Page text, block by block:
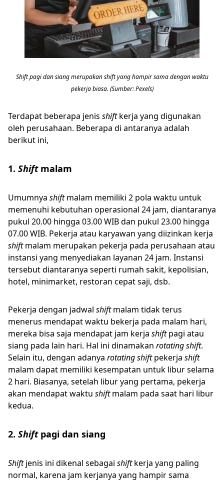
Shift pagi dan siang merupakan shift yang hampir sama dengan waktu
pekerja biasa. (Sumber: Pexels)
Terdapat beberapa jenis shiftkerja yang digunakan
oleh perusahaan. Beberapa di antaranya adalah
berikut ini,
1. Shift malam
Umumnya shiftmalam memiliki 2 pola waktu untuk
memenuhi kebutuhan operasional 24 jam, diantaranya
pukul 20.00 hingga 03.00 WIB dan pukul 23.00 hingga
07.00 WIB. Pekerja atau karyawan yang diizinkan kerja
shiftmalam merupakan pekerja pada perusahaan atau
instansi yang menyediakan layanan 24 jam. Instansi
tersebut diantaranya seperti rumah sakit, kepolisian,
hotel, minimarket, restoran cepat saji, dsb.
Pekerja dengan jadwal shiftmalam tidak terus
menerus mendapat waktu bekerja pada malam hari,
mereka bisa saja mendapat jam kerja shiftpagi atau
siang pada lain hari. Hal ini dinamakan rotating shift.
Selain itu, dengan adanya rotating shiftpekerja shift
malam dapat memiliki kesempatan untuk libur selama
2 hari. Biasanya, setelah libur yang pertama, pekerja
akan mendapat waktu shiftmalam pada saat hari libur
kedua.
2. Shift pagi dan siang
Shiftjenis ini dikenal sebagai shiftkerja yang paling
normal, karena jam kerjanya yang hampir sama